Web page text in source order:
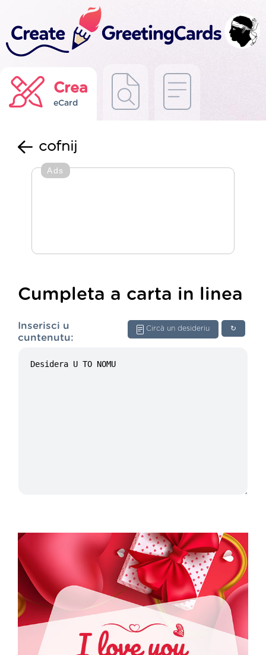
Crea
eCard
cofnij
Ads
Cumpleta a carta in linea
↻
Circà un desideriu
Inserisci u
cuntenutu: